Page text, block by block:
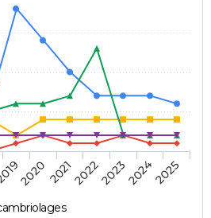
202020212022202320242025